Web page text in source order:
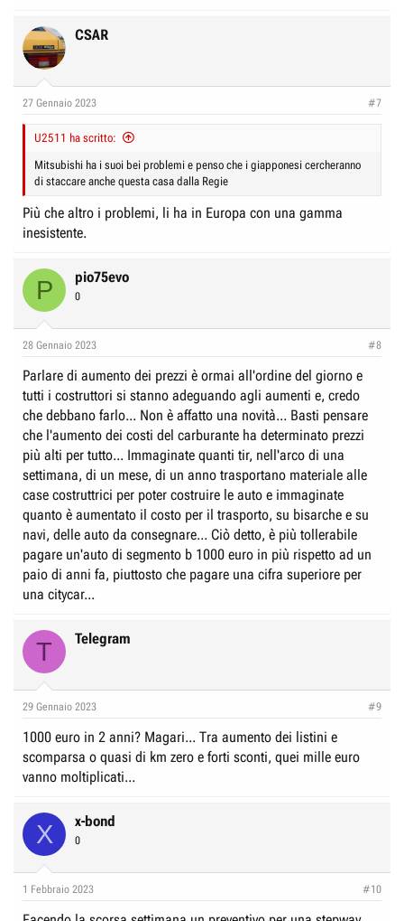
CSAR
27 Gennaio 2023 #7
U2511 ha scritto:
Mitsubishi ha i suoi bei problemi e penso che i giapponesi cercheranno
di staccare anche questa casa dalla Regie
Più che altro i problemi, li ha in Europa con una gamma
inesistente.
P pio75evo
0
28 Gennaio 2023 #8
Parlare di aumento dei prezzi è ormai all'ordine del giorno e
tutti i costruttori si stanno adeguando agli aumenti e, credo
che debbano farlo... Non è affatto una novità... Basti pensare
che l'aumento dei costi del carburante ha determinato prezzi
più alti per tutto... Immaginate quanti tir, nell'arco di una
settimana, di un mese, di un anno trasportano materiale alle
case costruttrici per poter costruire le auto e immaginate
quanto è aumentato il costo per il trasporto, su bisarche e su
navi, delle auto da consegnare... Ciò detto, è più tollerabile
pagare un'auto di segmento b 1000 euro in più rispetto ad un
paio di anni fa, piuttosto che pagare una cifra superiore per
una citycar...
T Telegram
29 Gennaio 2023 #9
1000 euro in 2 anni? Magari... Tra aumento dei listini e
scomparsa o quasi di km zero e forti sconti, quei mille euro
vanno moltiplicati...
X x-bond
0
1 Febbraio 2023 #10